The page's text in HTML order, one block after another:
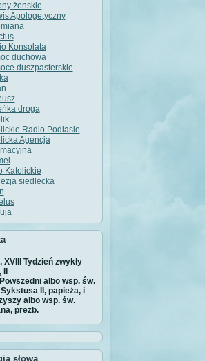
żenskie
Apologetyczny
Konsolata
duchowa
duszpasterskie
droga
Radio Podlasie
Agencja
Katolickie
siedlecka
XVIII Tydzień zwykły
albo wsp. św.
II, papieża, i
albo wsp. św.
prezb.
słowa